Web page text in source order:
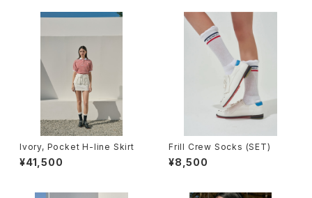
Ivory, Pocket H-line Skirt
¥41,500
Frill Crew Socks (SET)
¥8,500